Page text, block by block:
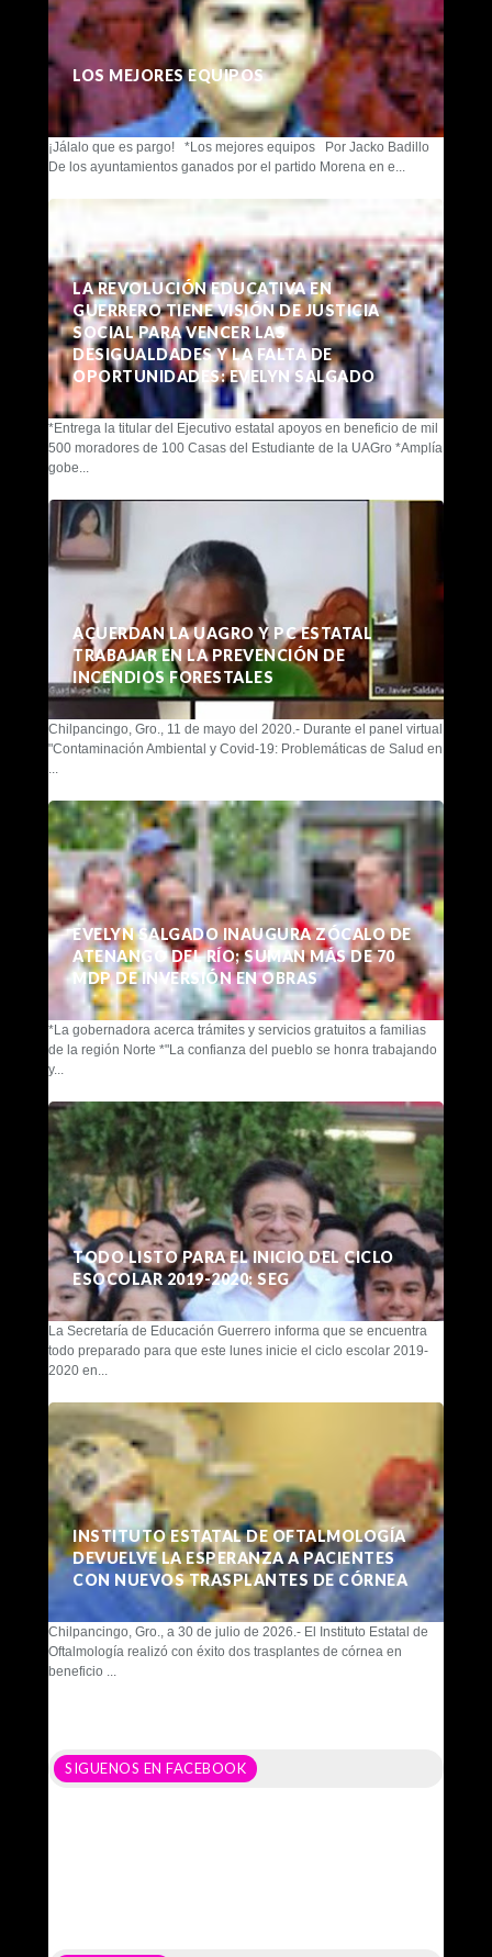
LOS MEJORES EQUIPOS
¡Jálalo que es pargo! *Los mejores equipos Por Jacko Badillo
De los ayuntamientos ganados por el partido Morena en e...
LA REVOLUCIÓN EDUCATIVA EN
GUERRERO TIENE VISIÓN DE JUSTICIA
SOCIAL PARA VENCER LAS
DESIGUALDADES Y LA FALTA DE
OPORTUNIDADES: EVELYN SALGADO
*Entrega la titular del Ejecutivo estatal apoyos en beneficio de mil
500 moradores de 100 Casas del Estudiante de la UAGro *Amplía
gobe...
ACUERDAN LA UAGRO Y PC ESTATAL
TRABAJAR EN LA PREVENCIÓN DE
INCENDIOS FORESTALES
Chilpancingo, Gro., 11 de mayo del 2020.- Durante el panel virtual
"Contaminación Ambiental y Covid-19: Problemáticas de Salud en
EVELYN SALGADO INAUGURA ZÓCALO DE
ATENANGO DEL RÍO; SUMAN MÁS DE 70
MDP DE INVERSIÓN EN OBRAS
*La gobernadora acerca trámites y servicios gratuitos a familias
de la región Norte *"La confianza del pueblo se honra trabajando
y...
TODO LISTO PARA EL INICIO DEL CICLO
ESOCOLAR 2019-2020: SEG
La Secretaría de Educación Guerrero informa que se encuentra
todo preparado para que este lunes inicie el ciclo escolar 2019-
2020 en...
INSTITUTO ESTATAL DE OFTALMOLOGÍA
DEVUELVE LA ESPERANZA A PACIENTES
CON NUEVOS TRASPLANTES DE CÓRNEA
Chilpancingo, Gro., a 30 de julio de 2026.- El Instituto Estatal de
Oftalmología realizó con éxito dos trasplantes de córnea en
beneficio ...
SIGUENOS EN FACEBOOK